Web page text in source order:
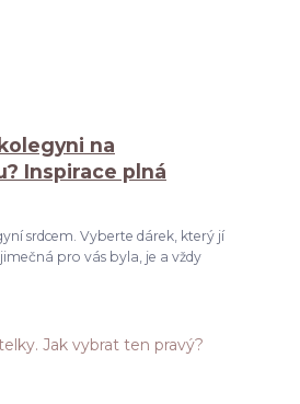
na
Inspirace plná
srdcem. Vyberte dárek, který jí
pro vás byla, je a vždy